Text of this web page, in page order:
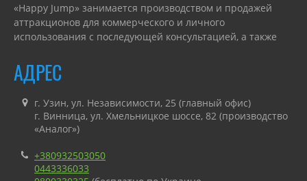
«Happy Jump» занимается производством и продажей
аттракционов для коммерческого и личного
использования с последующей консультацией, а также
АДРЕС
г. Узин, ул. Независимости, 25 (главный офис)
г. Винница, ул. Хмельницкое шоссе, 82 (производство
«Аналог»)
+380932503050
0443336033